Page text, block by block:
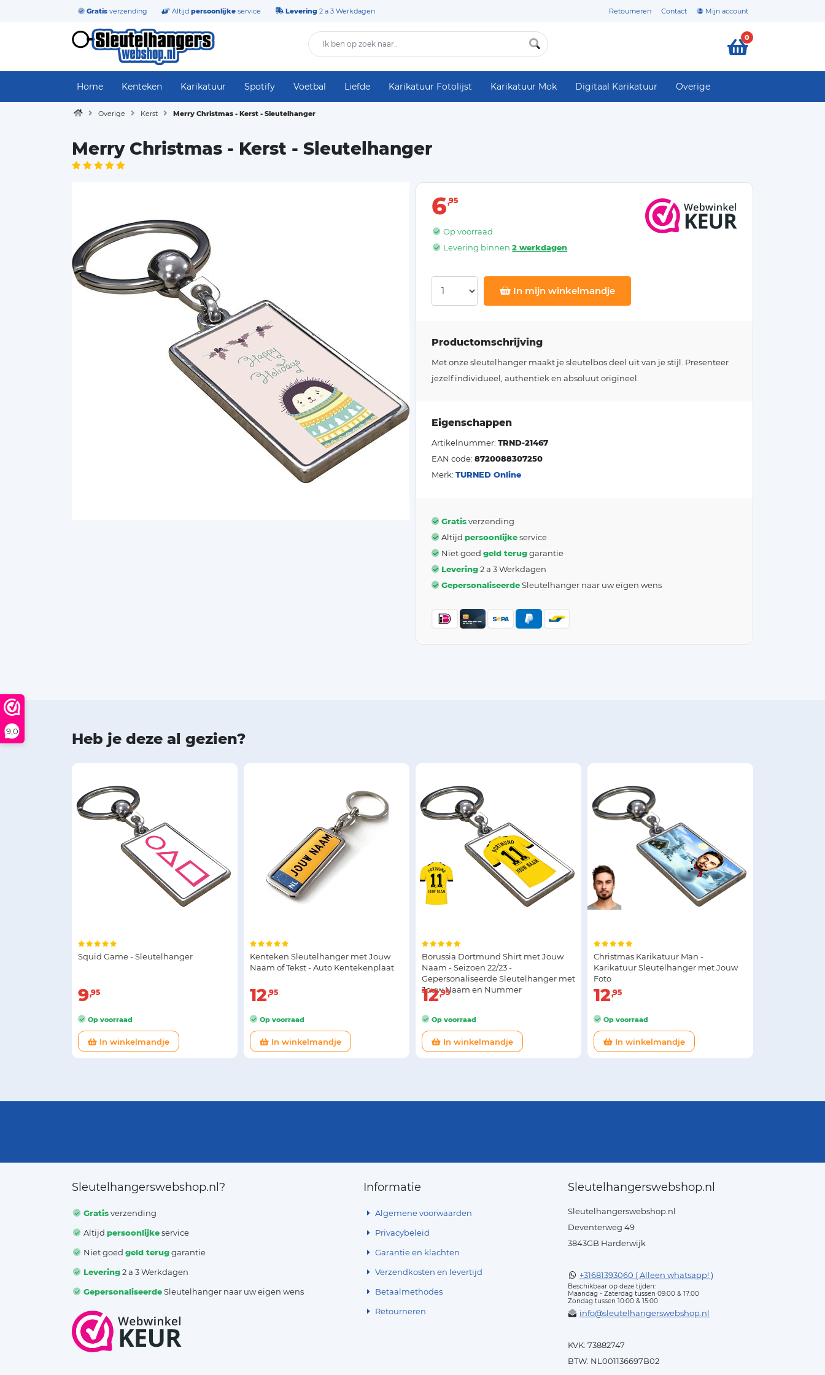
9,0
Gratis verzending Altijd persoonlijke service Levering 2 a 3 Werkdagen Retourneren Contact Mijn account
0
Home Kenteken Karikatuur Spotify Voetbal Liefde Karikatuur Fotolijst Karikatuur Mok Digitaal Karikatuur Overige
Overige Kerst Merry Christmas - Kerst - Sleutelhanger
Merry Christmas - Kerst - Sleutelhanger
6 95
Op voorraad
Levering binnen2 werkdagen
In mijn winkelmandje
Productomschrijving
Met onze sleutelhanger maakt je sleutelbos deel uit van je stijl. Presenteer
jezelf individueel, authentiek en absoluut origineel.
Eigenschappen
Artikelnummer: TRND-21467
EAN code: 8720088307250
Merk: TURNED Online
Gratisverzending
Altijd persoonlijkeservice
Niet goed geld teruggarantie
Levering2 a 3 Werkdagen
GepersonaliseerdeSleutelhanger naar uw eigen wens
Heb je deze al gezien?
Squid Game - Sleutelhanger
9 95
Op voorraad
In winkelmandje
Kenteken Sleutelhanger met Jouw
Naam of Tekst - Auto Kentekenplaat
12 95
Op voorraad
In winkelmandje
Borussia Dortmund Shirt met Jouw
Naam - Seizoen 22/23 -
Gepersonaliseerde Sleutelhanger met
Jouw Naam en Nummer
12 95
Op voorraad
In winkelmandje
Christmas Karikatuur Man -
Karikatuur Sleutelhanger met Jouw
Foto
12 95
Op voorraad
In winkelmandje
Sleutelhangerswebshop.nl?
Gratisverzending
Altijdpersoonlijkeservice
Niet goedgeld teruggarantie
Levering2 a 3 Werkdagen
GepersonaliseerdeSleutelhanger naar uw eigen wens
Informatie
Algemene voorwaarden
Privacybeleid
Garantie en klachten
Verzendkosten en levertijd
Betaalmethodes
Retourneren
Sleutelhangerswebshop.nl
Sleutelhangerswebshop.nl
Deventerweg 49
3843GB Harderwijk
+31681393060 ( Alleen whatsapp! )
Beschikbaar op deze tijden:
Maandag - Zaterdag tussen 09:00 & 17:00
Zondag tussen 10:00 & 15:00
info@sleutelhangerswebshop.nl
KVK: 73882747
BTW: NL001136697B02